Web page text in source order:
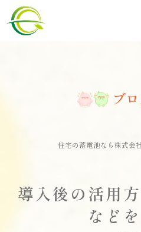
ブ
住宅の蓄電池なら株式会
導入後の活用
など